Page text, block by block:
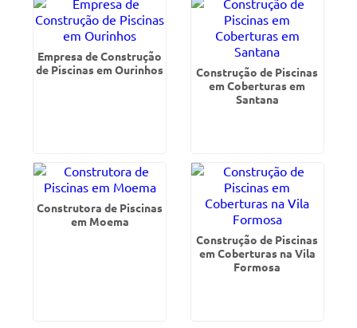
Empresa de Construção
de Piscinas em Ourinhos
Construção de Piscinas
em Coberturas em
Santana
Construtora de Piscinas
em Moema
Construção de Piscinas
em Coberturas na Vila
Formosa